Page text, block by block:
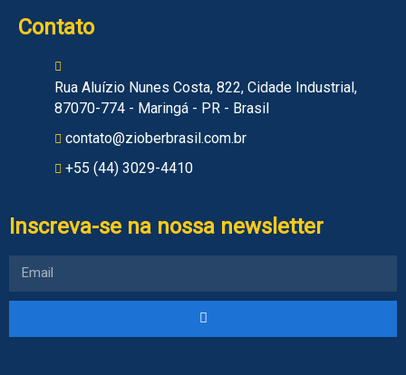
Contato
Rua Aluízio Nunes Costa, 822, Cidade Industrial,
87070-774 - Maringá - PR - Brasil
contato@zioberbrasil.com.br
+55 (44) 3029-4410
Inscreva-se na nossa newsletter